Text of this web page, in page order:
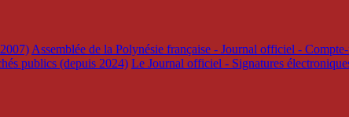
Assemblée de la Polynésie française - Journal officiel -
publics (depuis 2024) Le Journal officiel - Signatures